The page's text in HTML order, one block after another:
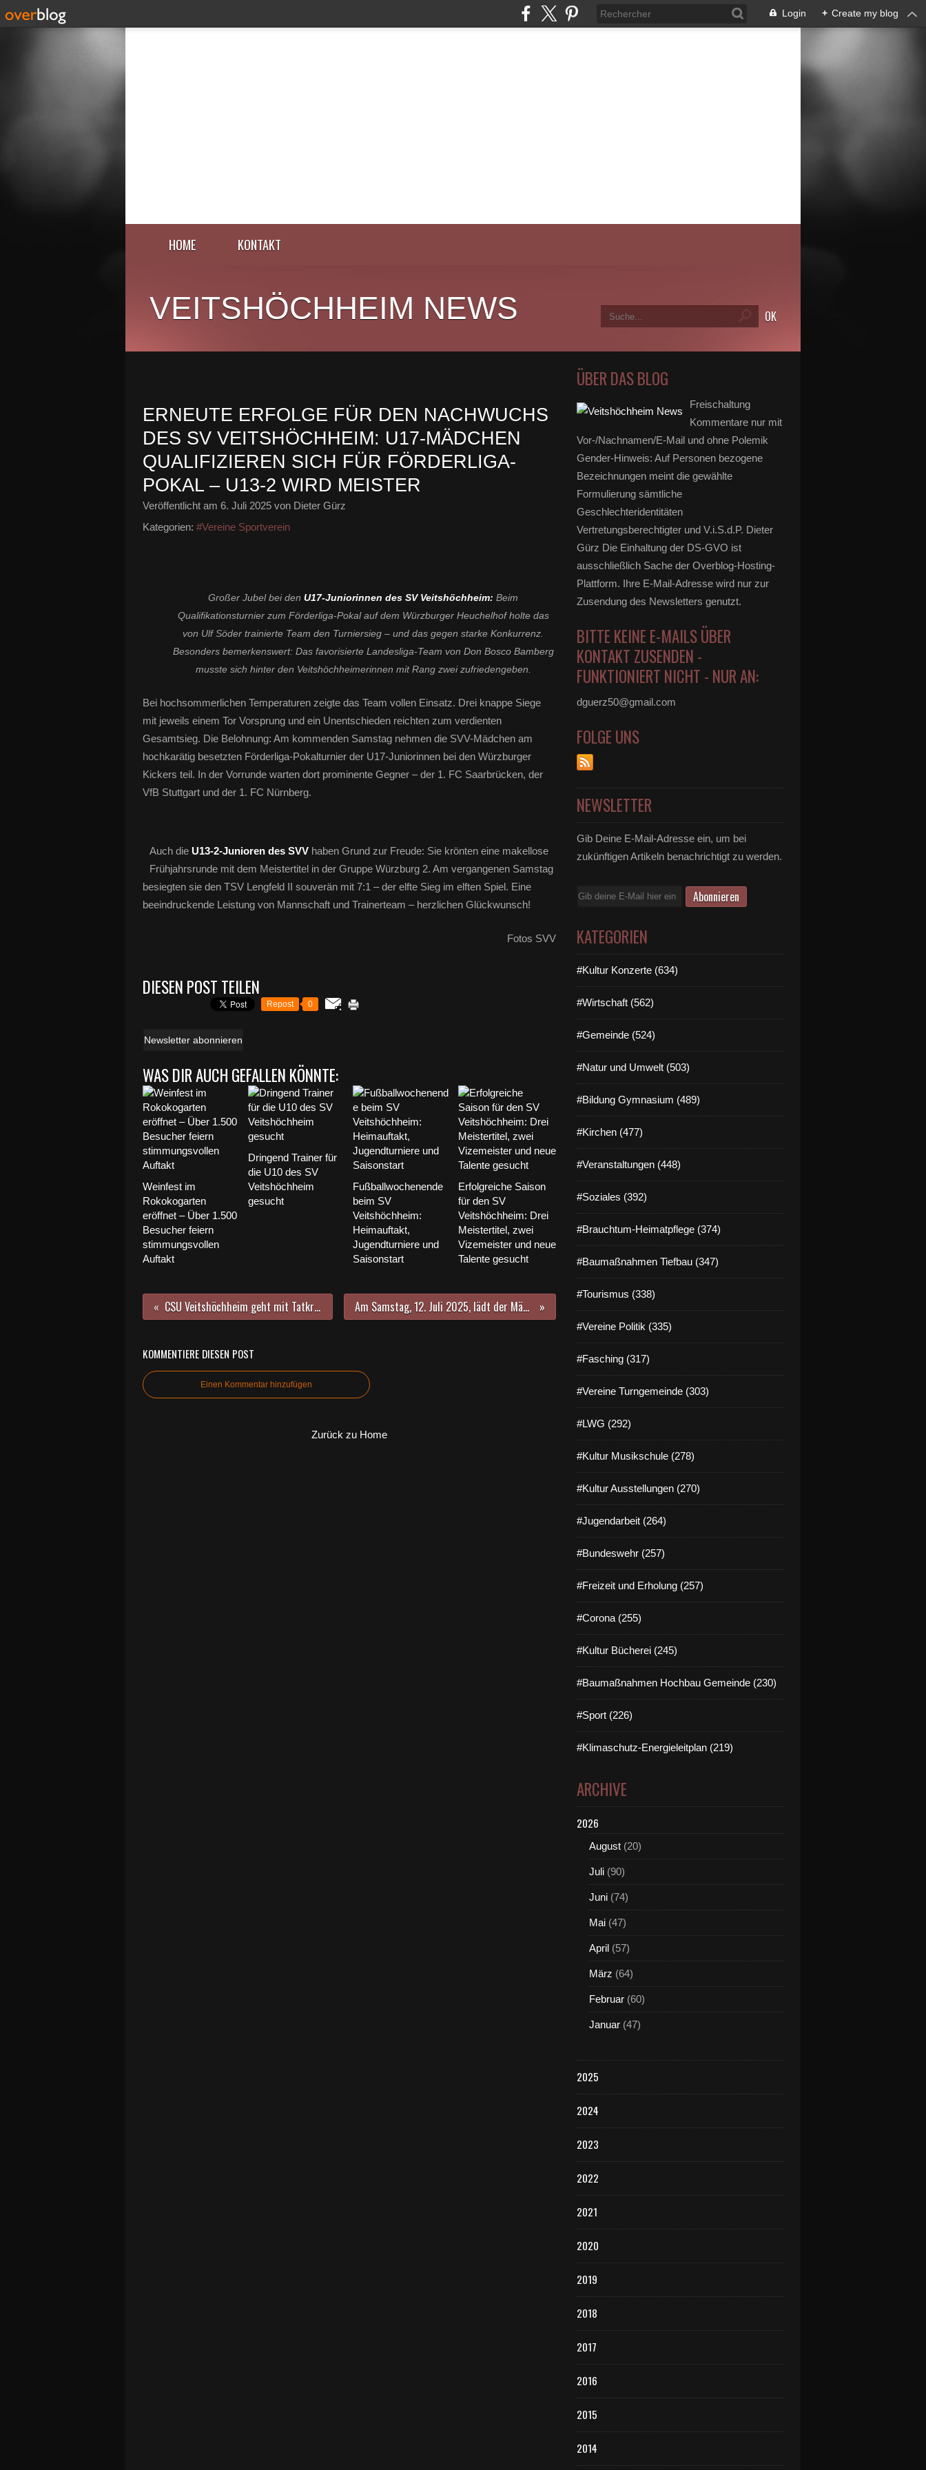
Login + Create my blog
HOME KONTAKT
VEITSHÖCHHEIM NEWS
ERNEUTE ERFOLGE FÜR DEN NACHWUCHS
DES SV VEITSHÖCHHEIM: U17-MÄDCHEN
QUALIFIZIEREN SICH FÜR FÖRDERLIGA-
POKAL – U13-2 WIRD MEISTER
Veröffentlicht am 6. Juli 2025 von Dieter Gürz
Kategorien: #Vereine Sportverein
Großer Jubel bei den U17-Juniorinnen des SV Veitshöchheim: Beim
Qualifikationsturnier zum Förderliga-Pokal auf dem Würzburger Heuchelhof holte das
von Ulf Söder trainierte Team den Turniersieg – und das gegen starke Konkurrenz.
Besonders bemerkenswert: Das favorisierte Landesliga-Team von Don Bosco Bamberg
musste sich hinter den Veitshöchheimerinnen mit Rang zwei zufriedengeben.
Bei hochsommerlichen Temperaturen zeigte das Team vollen Einsatz. Drei knappe Siege
mit jeweils einem Tor Vorsprung und ein Unentschieden reichten zum verdienten
Gesamtsieg. Die Belohnung: Am kommenden Samstag nehmen die SVV-Mädchen am
hochkarätig besetzten Förderliga-Pokalturnier der U17-Juniorinnen bei den Würzburger
Kickers teil. In der Vorrunde warten dort prominente Gegner – der 1. FC Saarbrücken, der
VfB Stuttgart und der 1. FC Nürnberg.
Auch die U13-2-Junioren des SVV haben Grund zur Freude: Sie krönten eine makellose
Frühjahrsrunde mit dem Meistertitel in der Gruppe Würzburg 2. Am vergangenen Samstag
besiegten sie den TSV Lengfeld II souverän mit 7:1 – der elfte Sieg im elften Spiel. Eine
beeindruckende Leistung von Mannschaft und Trainerteam – herzlichen Glückwunsch!
Fotos SVV
DIESEN POST TEILEN
Repost 0
Newsletter abonnieren
WAS DIR AUCH GEFALLEN KÖNNTE:
Weinfest im
Rokokogarten
eröffnet – Über 1.500
Besucher feiern
stimmungsvollen
Auftakt
Dringend Trainer für
die U10 des SV
Veitshöchheim
gesucht
Fußballwochenende
beim SV
Veitshöchheim:
Heimauftakt,
Jugendturniere und
Saisonstart
Erfolgreiche Saison
für den SV
Veitshöchheim: Drei
Meistertitel, zwei
Vizemeister und neue
Talente gesucht
CSU Veitshöchheim geht mit Tatkraft und Entschlossenheit in den Kommunalwahlkampf - Bürgermeister Jürgen Götz strebt dritte Amtszeit an Am Samstag, 12. Juli 2025, lädt der Männergesangverein Veitshöchheim um 19:00 Uhr zum traditionellen Serenadenkonzert in den idyllischen Rathausinnenhof ein
KOMMENTIERE DIESEN POST
Einen Kommentar hinzufügen
Zurück zu Home
ÜBER DAS BLOG
Freischaltung
Kommentare nur mit
Vor-/Nachnamen/E-Mail und ohne Polemik
Gender-Hinweis: Auf Personen bezogene
Bezeichnungen meint die gewählte
Formulierung sämtliche
Geschlechteridentitäten
Vertretungsberechtigter und V.i.S.d.P. Dieter
Gürz Die Einhaltung der DS-GVO ist
ausschließlich Sache der Overblog-Hosting-
Plattform. Ihre E-Mail-Adresse wird nur zur
Zusendung des Newsletters genutzt.
BITTE KEINE E-MAILS ÜBER
KONTAKT ZUSENDEN -
FUNKTIONIERT NICHT - NUR AN:
dguerz50@gmail.com
FOLGE UNS
NEWSLETTER
Gib Deine E-Mail-Adresse ein, um bei
zukünftigen Artikeln benachrichtigt zu werden.
E-
KATEGORIEN
#Kultur Konzerte (634)
#Wirtschaft (562)
#Gemeinde (524)
#Natur und Umwelt (503)
#Bildung Gymnasium (489)
#Kirchen (477)
#Veranstaltungen (448)
#Soziales (392)
#Brauchtum-Heimatpflege (374)
#Baumaßnahmen Tiefbau (347)
#Tourismus (338)
#Vereine Politik (335)
#Fasching (317)
#Vereine Turngemeinde (303)
#LWG (292)
#Kultur Musikschule (278)
#Kultur Ausstellungen (270)
#Jugendarbeit (264)
#Bundeswehr (257)
#Freizeit und Erholung (257)
#Corona (255)
#Kultur Bücherei (245)
#Baumaßnahmen Hochbau Gemeinde (230)
#Sport (226)
#Klimaschutz-Energieleitplan (219)
ARCHIVE
2026
August (20)
Juli (90)
Juni (74)
Mai (47)
April (57)
März (64)
Februar (60)
Januar (47)
2025
2024
2023
2022
2021
2020
2019
2018
2017
2016
2015
2014